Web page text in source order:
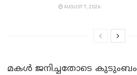
AUGUST 7, 2026
മകൾ ജനിച്ചതോടെ കുടുംബം